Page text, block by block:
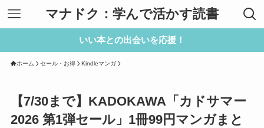
マナドク：学んで活かす読書
いい本との出会いを応援！
ホーム セール・お得 Kindleマンガ
【7/30まで】KADOKAWA「カドサマー
2026 第1弾セール」1冊99円マンガまと